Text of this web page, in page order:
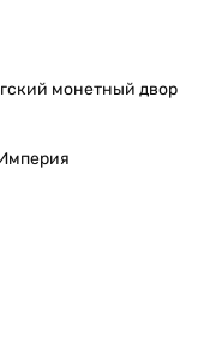
монетный двор